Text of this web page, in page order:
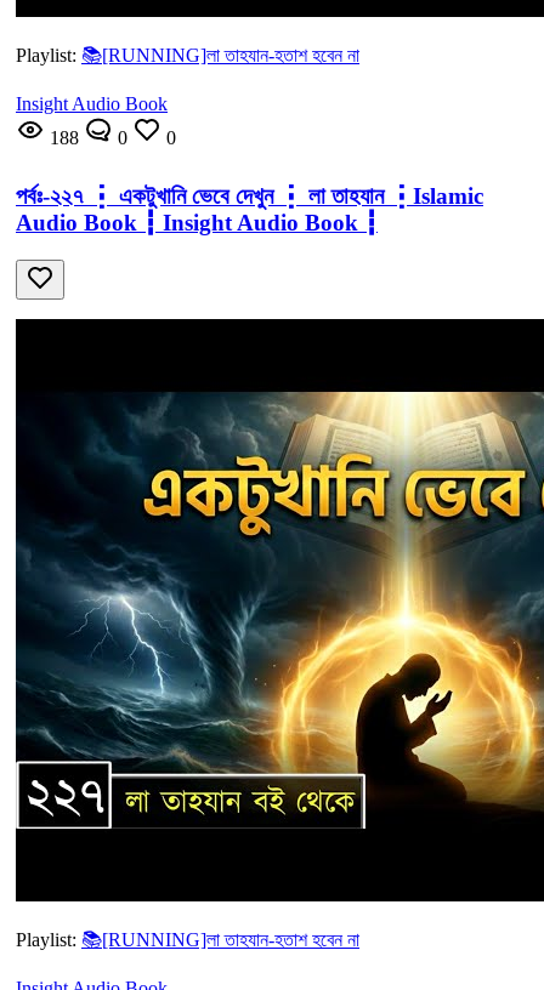
Playlist: 📚[RUNNING]লা তাহযান-হতাশ হবেন না
Insight Audio Book
188
0 0
পর্বঃ-২২৭ ┇ একটুখানি ভেবে দেখুন ┇ লা তাহযান ┇Islamic
Audio Book ┇ Insight Audio Book ┇
Playlist: 📚[RUNNING]লা তাহযান-হতাশ হবেন না